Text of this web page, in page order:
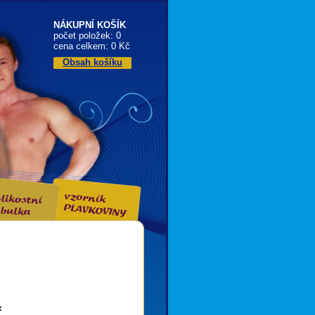
NÁKUPNÍ KOŠÍK
počet položek: 0
cena celkem: 0 Kč
Obsah košíku